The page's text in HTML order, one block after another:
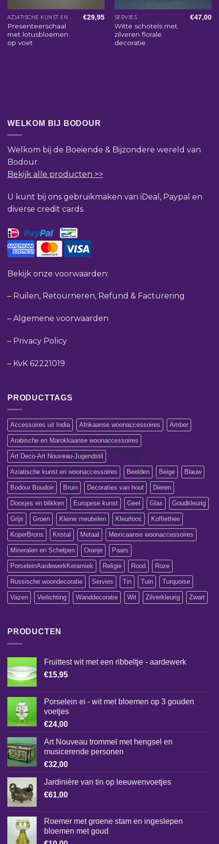
AZIATISCHE KUNST EN WOONACCESSOIRES
Presenteerschaal
met lotusbloemen
op voet
€29,95 SERVIES
Witte schotels met
zilveren florale
decoratie
€47,00
WELKOM BIJ BODOUR
Welkom bij de Boeiende & Bijzondere wereld van
Bodour.
Bekijk alle producten >>
U kunt bij ons gebruikmaken van iDeal, Paypal en
diverse credit cards.
Bekijk onze voorwaarden:
– Ruilen, Retourneren, Refund & Facturering
– Algemene voorwaarden
– Privacy Policy
– KvK 62221019
PRODUCTTAGS
Accessoires uit India Afrikaanse woonaccessoires Amber
Arabische en Marokkaanse woonaccessoires
Art Deco-Art Nouveau-Jugendstil
Aziatische kunst en woonaccessoires Beelden Beige Blauw
Bodour Boudoir Bruin Decoraties van hout Dieren
Doosjes en blikken Europese kunst Geel Glas Goudkleurig
Grijs Groen Kleine meubelen Kleurloos Koffiethee
KoperBrons Kristal Metaal Mexicaanse woonaccessoires
Mineralen en Schelpen Oranje Paars
PorseleinAardewerkKeramiek Religie Rood Roze
Russische woondecoratie Servies Tin Tuin Turquoise
Vazen Verlichting Wanddecoratie Wit Zilverkleurig Zwart
PRODUCTEN
Fruittest wit met een ribbeltje - aardewerk
€15,95
Porselein ei - wit met bloemen op 3 gouden
voetjes
€24,00
Art Nouveau trommel met hengsel en
musicerende personen
€32,00
Jardinière van tin op leeuwenvoetjes
€61,00
Roemer met groene stam en ingeslepen
bloemen met goud